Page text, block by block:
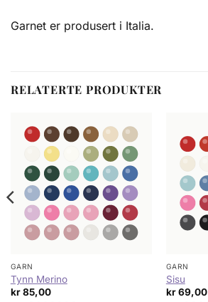
Garnet er produsert i Italia.
RELATERTE PRODUKTER
GARN
Tynn Merino
kr85,00
GARN
Sisu
kr69,00